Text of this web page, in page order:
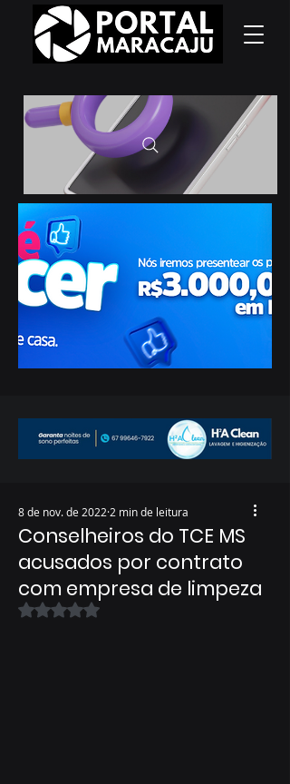
Conselheiros do TCE MS
acusados por contrato
com empresa de limpeza
8 de nov. de 2022 2 min de leitura
Avaliado com NaN de 5 estrelas.